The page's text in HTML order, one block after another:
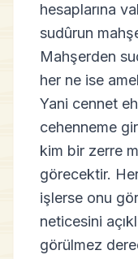
hesaplarına
sudûrun
Mahşerden
her ne ise
Yani cennet
cehenneme
kim bir zerre
görecektir.
işlerse onu
neticesini
görülmez